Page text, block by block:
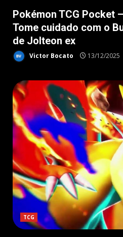
Pokémon TCG Pocket
Tome cuidado com o
de Jolteon ex
Victor Bocato 13/12/2025
TCG